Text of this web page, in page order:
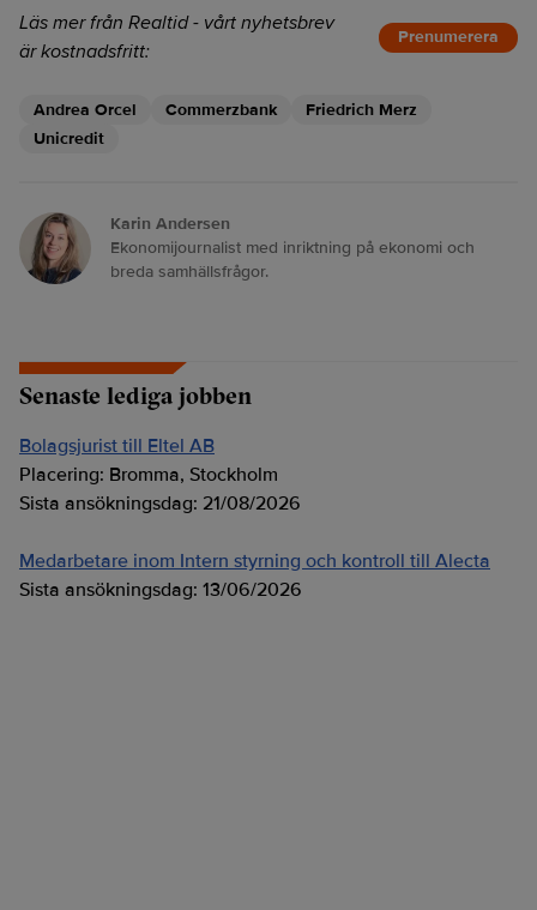
Läs mer från Realtid - vårt nyhetsbrev
är kostnadsfritt:
Prenumerera
Andrea Orcel Commerzbank
Friedrich Merz
Unicredit
Karin Andersen
Ekonomijournalist med inriktning på ekonomi och
breda samhällsfrågor.
Senaste lediga jobben
Bolagsjurist till Eltel AB
Placering: Bromma, Stockholm
Sista ansökningsdag: 21/08/2026
Medarbetare inom Intern styrning och kontroll till Alecta
Sista ansökningsdag: 13/06/2026